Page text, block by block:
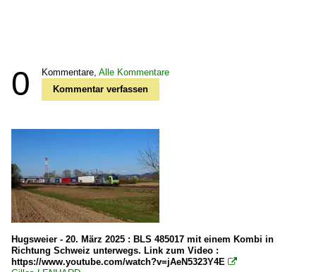
0 Kommentare, Alle Kommentare
Kommentar verfassen
Hugsweier - 20. März 2025 : BLS 485017 mit einem Kombi in
Richtung Schweiz unterwegs. Link zum Video :
https://www.youtube.com/watch?v=jAeN5323Y4E 